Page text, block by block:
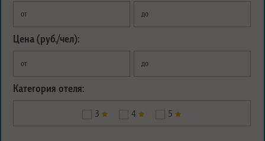
от до
Цена (руб./чел):
от до
Категория отеля:
3 4 5